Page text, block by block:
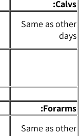
:תאומים
כמו בימים שני רביעי
ושישי
:אמות
כמו בימים שני רביעי